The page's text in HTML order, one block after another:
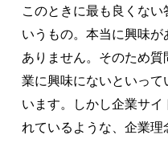
このときに最も良くな
いうもの。本当に興味
ありません。そのため
業に興味にないといって
います。しかし企業サ
れているような、企業理